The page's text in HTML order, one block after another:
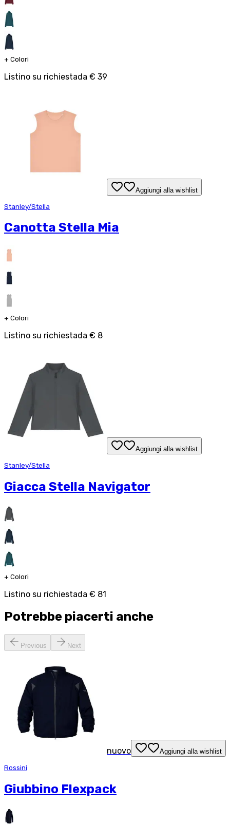
+ Colori
Listino su richiestada € 39
Aggiungi alla wishlist
Stanley/Stella
Canotta Stella Mia
+ Colori
Listino su richiestada € 8
Aggiungi alla wishlist
Stanley/Stella
Giacca Stella Navigator
+ Colori
Listino su richiestada € 81
Potrebbe piacerti anche
Previous Next
nuovo Aggiungi alla wishlist
Rossini
Giubbino Flexpack